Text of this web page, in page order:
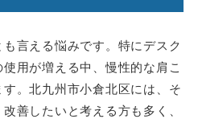
言える悩みです。特にデスク
用が増える中、慢性的な肩こ
。北九州市小倉北区には、そ
善したいと考える方も多く、